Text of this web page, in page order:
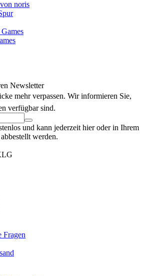
Newsletter
mehr verpassen. Wir informieren Sie,
verfügbar sind.
und kann jederzeit hier oder in Ihrem
werden.
Fragen